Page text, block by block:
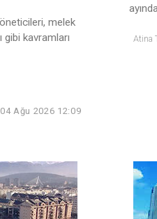
melek
gibi kavramları
04 Ağu 2026 12:09
Atina